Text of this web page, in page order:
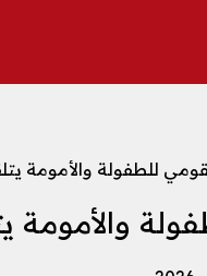
للطفولة والأمومة